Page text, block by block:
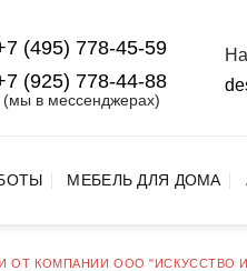
(495) 778-45-59
(925) 778‑44‑88
(мы в мессенджерах)
МЕБЕЛЬ ДЛЯ ДОМА
ОТ КОМПАНИИ ООО "ИСКУССТВО